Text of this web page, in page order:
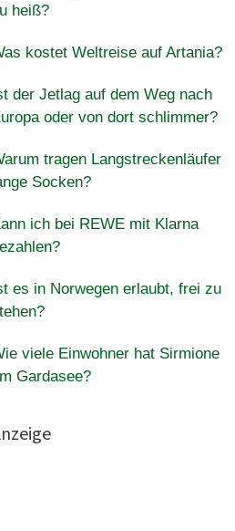
heiß?
kostet Weltreise auf Artania?
der Jetlag auf dem Weg nach
oder von dort schlimmer?
tragen Langstreckenläufer
Socken?
ich bei REWE mit Klarna
es in Norwegen erlaubt, frei zu
viele Einwohner hat Sirmione
Gardasee?